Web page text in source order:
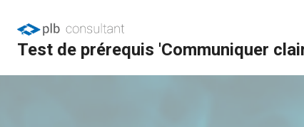
Test de prérequis 'Communiquer